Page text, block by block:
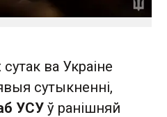
ва Украіне
сутыкненні,
УСУ ў ранішняй